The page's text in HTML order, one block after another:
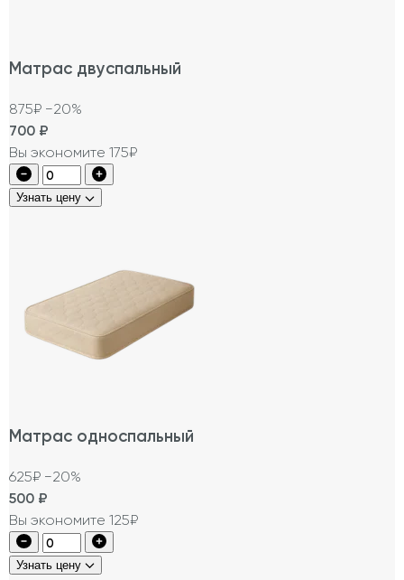
Матрас двуспальный
875₽ −20%
700 ₽
Вы экономите 175₽
Узнать цену
Матрас односпальный
625₽ −20%
500 ₽
Вы экономите 125₽
Узнать цену